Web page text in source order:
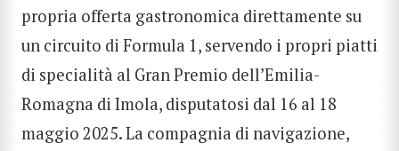
propria offerta gastronomica direttamente su
un circuito di Formula 1, servendo i propri piatti
di specialità al Gran Premio dell’Emilia-
Romagna di Imola, disputatosi dal 16 al 18
maggio 2025. La compagnia di navigazione,